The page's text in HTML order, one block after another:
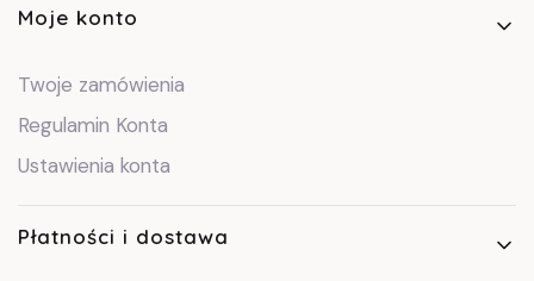
Moje konto
Twoje zamówienia
Regulamin Konta
Ustawienia konta
Płatności i dostawa